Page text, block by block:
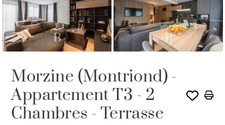
Morzine (Montriond) -
Appartement T3 - 2
Chambres - Terrasse